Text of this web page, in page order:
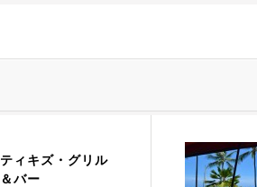
ティキズ・グリル
＆バー